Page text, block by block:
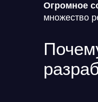
Огромное
множество